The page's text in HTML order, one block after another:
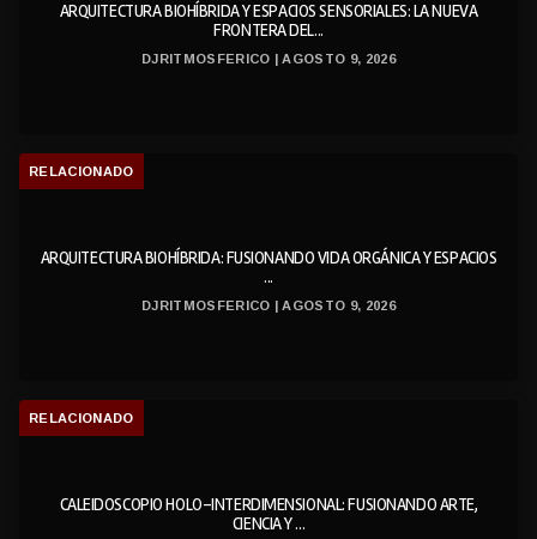
ARQUITECTURA BIOHÍBRIDA Y ESPACIOS SENSORIALES: LA NUEVA
FRONTERA DEL...
DJRITMOSFERICO | AGOSTO 9, 2026
RELACIONADO
ARQUITECTURA BIOHÍBRIDA: FUSIONANDO VIDA ORGÁNICA Y ESPACIOS
...
DJRITMOSFERICO | AGOSTO 9, 2026
RELACIONADO
CALEIDOSCOPIO HOLO-INTERDIMENSIONAL: FUSIONANDO ARTE,
CIENCIA Y ...